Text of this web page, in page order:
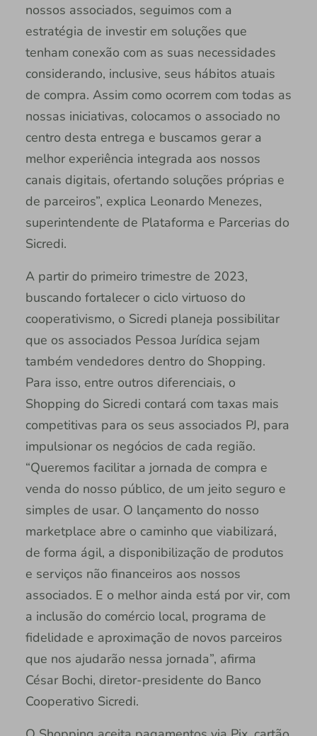
nossos associados, seguimos com a
estratégia de investir em soluções que
tenham conexão com as suas necessidades
considerando, inclusive, seus hábitos atuais
de compra. Assim como ocorrem com todas as
nossas iniciativas, colocamos o associado no
centro desta entrega e buscamos gerar a
melhor experiência integrada aos nossos
canais digitais, ofertando soluções próprias e
de parceiros”, explica Leonardo Menezes,
superintendente de Plataforma e Parcerias do
Sicredi.
A partir do primeiro trimestre de 2023,
buscando fortalecer o ciclo virtuoso do
cooperativismo, o Sicredi planeja possibilitar
que os associados Pessoa Jurídica sejam
também vendedores dentro do Shopping.
Para isso, entre outros diferenciais, o
Shopping do Sicredi contará com taxas mais
competitivas para os seus associados PJ, para
impulsionar os negócios de cada região.
“Queremos facilitar a jornada de compra e
venda do nosso público, de um jeito seguro e
simples de usar. O lançamento do nosso
marketplace abre o caminho que viabilizará,
de forma ágil, a disponibilização de produtos
e serviços não financeiros aos nossos
associados. E o melhor ainda está por vir, com
a inclusão do comércio local, programa de
fidelidade e aproximação de novos parceiros
que nos ajudarão nessa jornada”, afirma
César Bochi, diretor-presidente do Banco
Cooperativo Sicredi.